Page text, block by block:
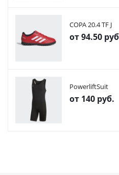
COPA 20.4 TF J
от94.50
PowerliftSuit
от 140 руб.